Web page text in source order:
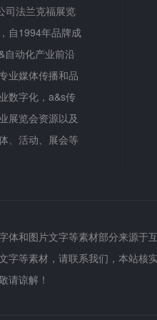
司法兰克福展览
自1994年品牌成
自动化产业前沿
业媒体传播和品
数字化，a&s传
展览会资源以及
、活动、展会等
体和图片文字等素材部分来源
字等素材，请联系我们，本站
请谅解！